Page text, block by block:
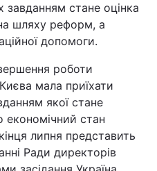
завданням стане оцінка
шляху реформ, а
допомоги.
роботи
Києва мала приїхати
якої стане
економічний стан
липня представить
Ради директорів